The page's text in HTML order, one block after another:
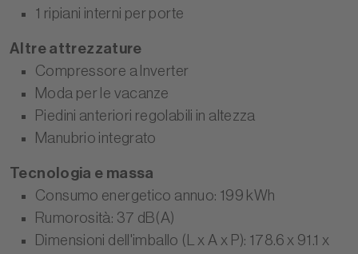
1 ripiani interni per porte
Altre attrezzature
Compressore a Inverter
Moda per le vacanze
Piedini anteriori regolabili in altezza
Manubrio integrato
Tecnologia e massa
Consumo energetico annuo: 199 kWh
Rumorosità: 37 dB(A)
Dimensioni dell'imballo (L x A x P): 178.6 x 91.1 x